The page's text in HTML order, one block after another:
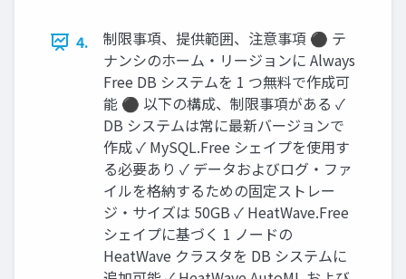
4.
制限事項、提供範囲、注意事項 ⚫ テ
ナンシのホーム・リージョンに Always
Free DB システムを 1 つ無料で作成可
能 ⚫ 以下の構成、制限事項がある ✓
DB システムは常に最新バージョンで
作成 ✓ MySQL.Free シェイプを使用す
る必要あり ✓ データおよびログ・ファ
イルを格納するための固定ストレー
ジ・サイズは 50GB ✓ HeatWave.Free
シェイプに基づく 1 ノードの
HeatWave クラスタを DB システムに